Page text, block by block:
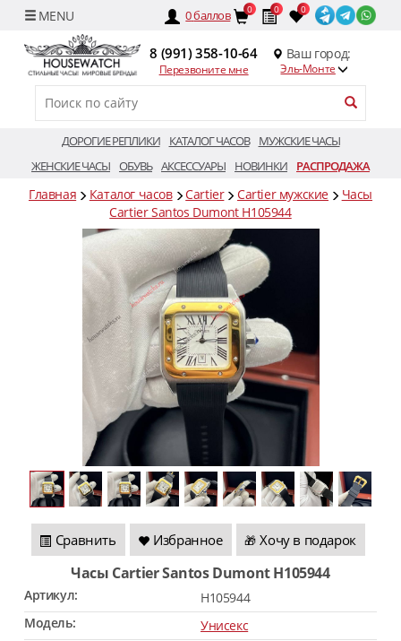
0баллов 0 0 0
8 (991) 358-10-64
Перезвоните мне
Ваш город:
Эль-Монте
ДОРОГИЕ РЕПЛИКИ КАТАЛОГ ЧАСОВ
МУЖСКИЕ ЧАСЫ
ЖЕНСКИЕ ЧАСЫ ОБУВЬ АКСЕССУАРЫ НОВИНКИ РАСПРОДАЖА
Главная Каталог часов Cartier Cartier мужские
Часы
Cartier Santos Dumont H105944
Сравнить Избранное 🎁 Хочу в подарок
Часы Cartier Santos Dumont H105944
Артикул:
H105944
Модель:
Унисекс